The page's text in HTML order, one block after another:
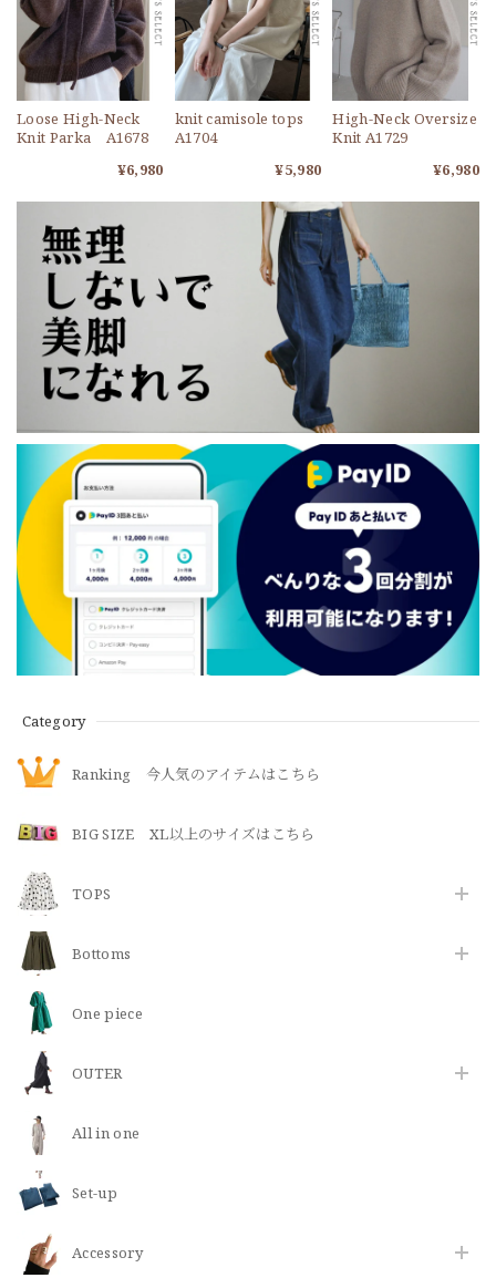
Category
Ranking 今人気のアイテムはこちら
BIG SIZE XL以上のサイズはこちら
TOPS
Bottoms
One piece
OUTER
All in one
Set-up
​Accessory
Loose High-Neck
Knit Parka A1678
¥6,980
knit camisole tops
A1704
¥5,980
High-Neck Oversize
Knit A1729
¥6,980